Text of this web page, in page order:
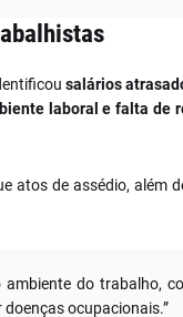
salários
laboral e falta de
atos de assédio, além
ambiente do trabalho,
ocupacionais.”